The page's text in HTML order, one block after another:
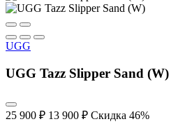
UGG
UGG Tazz Slipper Sand (W)
25 900 ₽ 13 900 ₽ Скидка 46%